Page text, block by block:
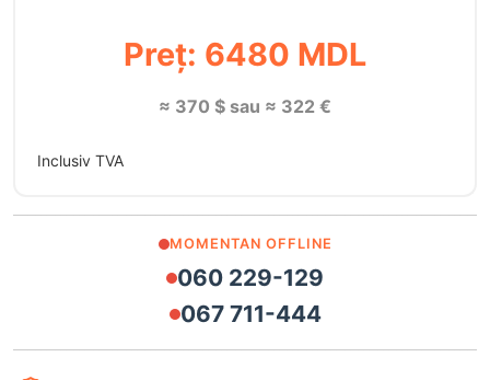
Preț: 6480 MDL
≈ 370 $ sau ≈ 322 €
Inclusiv TVA
MOMENTAN OFFLINE
060 229-129
067 711-444